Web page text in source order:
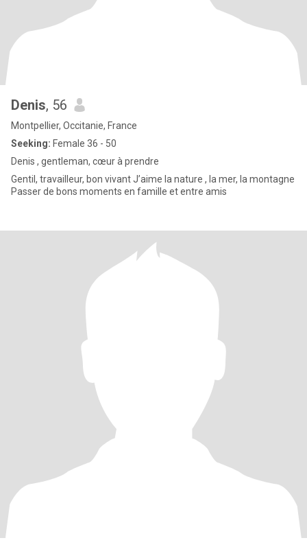
Denis, 56
Montpellier, Occitanie, France
Seeking: Female 36 - 50
Denis , gentleman, cœur à prendre
Gentil, travailleur, bon vivant J’aime la nature , la mer, la montagne
Passer de bons moments en famille et entre amis